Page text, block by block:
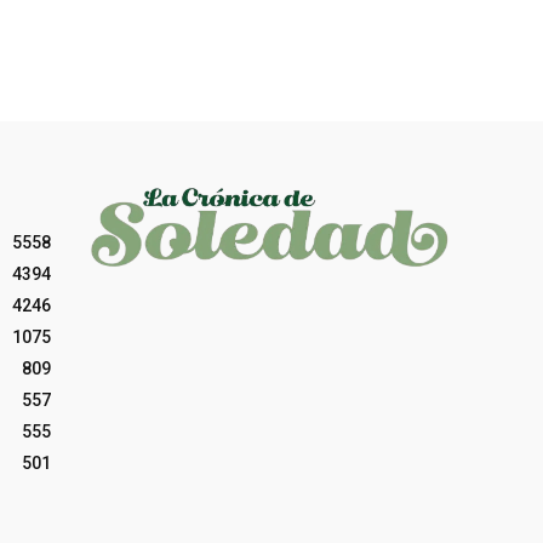
5558
4394
4246
1075
809
557
555
501